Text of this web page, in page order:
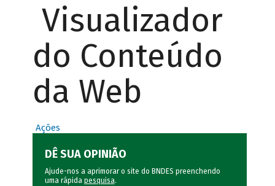
Visualizador
do Conteúdo
da Web
Ações
DÊ SUA OPINIÃO
Ajude-nos a aprimorar o site do BNDES preenchendo
uma rápida pesquisa.